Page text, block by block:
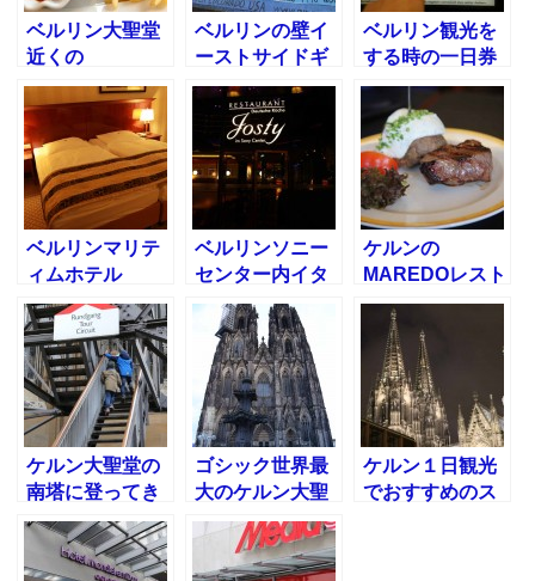
ベルリン大聖堂
近くの
ALLEGRETTO
CAFEでランチ♪
ベルリンの壁イ
ーストサイドギ
ャラリーの行き
方！西側を見て
きた！
ベルリン観光を
する時の一日券
切符を買う！A
ゾーンBゾーン
って何？
ベルリンマリテ
ィムホテル
MARITIM Hotel
Berlinに泊まっ
てみた朝食wifi
付！
ベルリンソニー
センター内イタ
リアンJostyで
食事！
ケルンの
MAREDOレスト
ランに！おいし
いファミレス
ケルン大聖堂の
南塔に登ってき
た
ゴシック世界最
大のケルン大聖
堂に行ってきま
した！
ケルン１日観光
でおすすめのス